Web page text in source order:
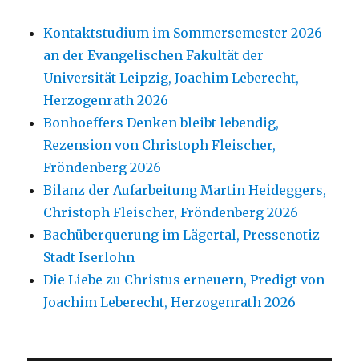
Kontaktstudium im Sommersemester 2026
an der Evangelischen Fakultät der
Universität Leipzig, Joachim Leberecht,
Herzogenrath 2026
Bonhoeffers Denken bleibt lebendig,
Rezension von Christoph Fleischer,
Fröndenberg 2026
Bilanz der Aufarbeitung Martin Heideggers,
Christoph Fleischer, Fröndenberg 2026
Bachüberquerung im Lägertal, Pressenotiz
Stadt Iserlohn
Die Liebe zu Christus erneuern, Predigt von
Joachim Leberecht, Herzogenrath 2026